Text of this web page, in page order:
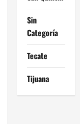
Sin
Categoría
Tecate
Tijuana